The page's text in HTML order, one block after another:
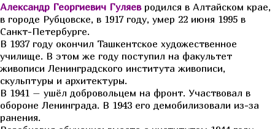
Александр Георгиевич Гуляевродился в Алтайском крае,
в городе Рубцовске, в 1917 году, умер 22 июня 1995 в
Санкт-Петербурге.
В 1937 году окончил Ташкентское художественное
училище. В этом же году поступил на факультет
живописи Ленинградского института живописи,
скульптуры и архитектуры.
В 1941 – ушёл добровольцем на фронт. Участвовал в
обороне Ленинграда. В 1943 его демобилизовали из-за
ранения.